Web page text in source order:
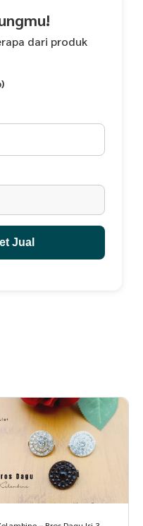
Kiri
Kanan dan Kiri (Pleat)
- PT pjg)
dari produk
Jual